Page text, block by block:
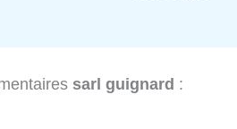
sarl guignard :